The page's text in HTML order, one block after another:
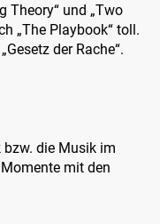
Theory“ und „Two
„The Playbook“ toll.
der Rache“.
die Musik im
mit den